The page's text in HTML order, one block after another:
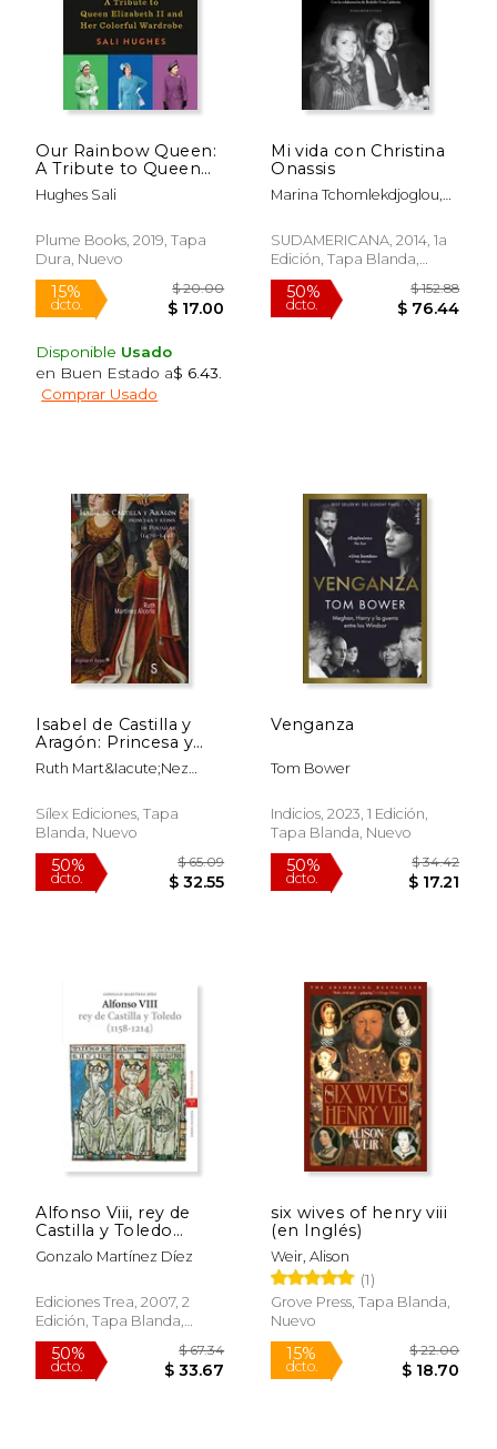
dcto. $ 22.95 dcto.
Our Rainbow Queen:
A Tribute to Queen
Elizabeth ii and her
Colorful Wardrobe
Hughes Sali
Plume Books, 2019, Tapa
Dura, Nuevo
15%
Disponible Usado
en Buen Estado a$ 6.43
Comprar Usado
Mi vida con Christina
Onassis
Marina Tchomlekdjoglou,
SUDAMERICANA, 2014, 1a
Edición, Tapa Blanda,
Nuevo
50%
Isabel de Castilla y
Aragón: Princesa y
Reina de Portugal
Ruth Mart&Iacute;Nez
Sílex Ediciones, Tapa
Blanda, Nuevo
Venganza
Tom Bower
Indicios, 2023, 1 Edición,
Tapa Blanda, Nuevo
Alfonso Viii, rey de
Castilla y Toledo
(1158-1214) (Estudios
Históricos la Olmeda)
Gonzalo Martínez Díez
Ediciones Trea, 2007, 2
Edición, Tapa Blanda,
Nuevo
six wives of henry viii
(en Inglés)
Weir, Alison
(1)
Grove Press, Tapa Blanda,
Nuevo